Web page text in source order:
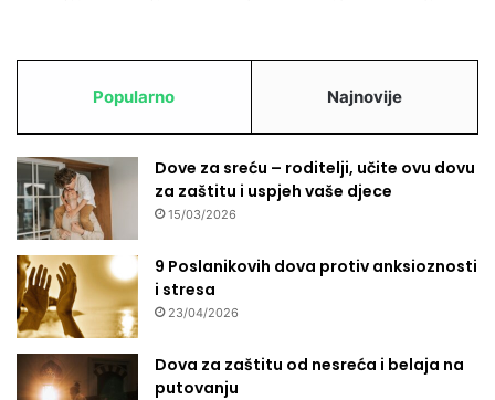
Popularno Najnovije
Dove za sreću – roditelji, učite ovu dovu
za zaštitu i uspjeh vaše djece
15/03/2026
9 Poslanikovih dova protiv anksioznosti
i stresa
23/04/2026
Dova za zaštitu od nesreća i belaja na
putovanju